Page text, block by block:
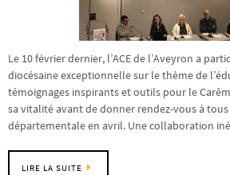
Le 10 février dernier, l’ACE de l’Aveyron a
diocésaine exceptionnelle sur le thème de
témoignages inspirants et outils pour le
sa vitalité avant de donner rendez-vous à
départementale en avril. Une collaboration
LIRE LA SUITE